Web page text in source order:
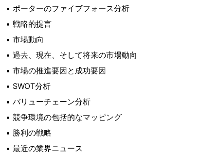
• ポーターのファイブフォース分析
• 戦略的提言
• 市場動向
• 過去、現在、そして将来の市場動向
• 市場の推進要因と成功要因
• SWOT分析
• バリューチェーン分析
• 競争環境の包括的なマッピング
• 勝利の戦略
• 最近の業界ニュース